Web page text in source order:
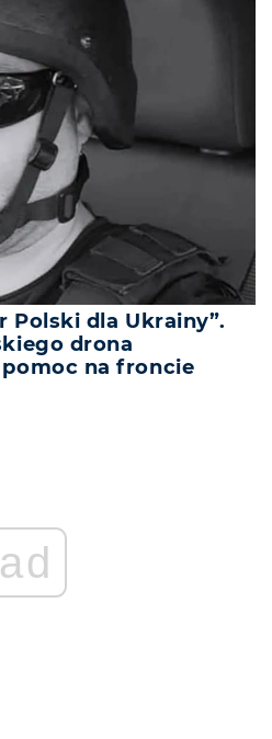
Polski dla Ukrainy”.
drona
na froncie
ad